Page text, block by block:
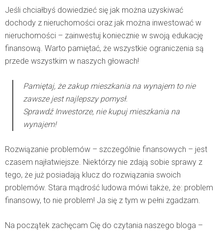
Jeśli chciałbyś dowiedzieć się jak można uzyskiwać
dochody z nieruchomości oraz jak można inwestować w
nieruchomości – zainwestuj koniecznie w swoją edukację
finansową. Warto pamiętać, że wszystkie ograniczenia są
przede wszystkim w naszych głowach!
Pamiętaj, że zakup mieszkania na wynajem to nie
zawsze jest najlepszy pomysł.
Sprawdź Inwestorze, nie kupuj mieszkania na
wynajem!
Rozwiązanie problemów – szczególnie finansowych – jest
czasem najłatwiejsze. Niektórzy nie zdają sobie sprawy z
tego, że już posiadają klucz do rozwiązania swoich
problemów. Stara mądrość ludowa mówi także, że: problem
finansowy, to nie problem! Ja się z tym w pełni zgadzam.
Na początek zachęcam Cię do czytania naszego bloga –